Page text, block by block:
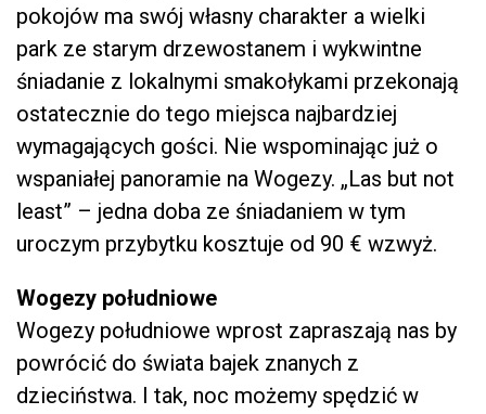
pokojów ma swój własny charakter a wielki
park ze starym drzewostanem i wykwintne
śniadanie z lokalnymi smakołykami przekonają
ostatecznie do tego miejsca najbardziej
wymagających gości. Nie wspominając już o
wspaniałej panoramie na Wogezy. „Las but not
least” – jedna doba ze śniadaniem w tym
uroczym przybytku kosztuje od 90 € wzwyż.
Wogezy południowe
Wogezy południowe wprost zapraszają nas by
powrócić do świata bajek znanych z
dzieciństwa. I tak, noc możemy spędzić w